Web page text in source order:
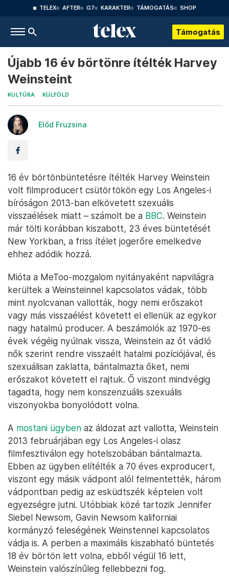
TELEX AFTER G7 KARAKTER TÁMOGATÁS SHOP
Támogatás
Újabb 16 év börtönre ítélték Harvey
Weinsteint
KULTÚRA KÜLFÖLD
Előd Fruzsina
16 év börtönbüntetésre ítélték Harvey Weinstein
volt filmproducert csütörtökön egy Los Angeles-i
bíróságon 2013-ban elkövetett szexuális
visszaélések miatt – számolt be a BBC. Weinstein
már tölti korábban kiszabott, 23 éves büntetését
New Yorkban, a friss ítélet jogerőre emelkedve
ehhez adódik hozzá.
Mióta a MeToo-mozgalom nyitányaként napvilágra
kerültek a Weinsteinnel kapcsolatos vádak, több
mint nyolcvanan vallották, hogy nemi erőszakot
vagy más visszaélést követett el ellenük az egykor
nagy hatalmú producer. A beszámolók az 1970-es
évek végéig nyúlnak vissza, Weinstein az őt vádló
nők szerint rendre visszaélt hatalmi pozíciójával, és
szexuálisan zaklatta, bántalmazta őket, nemi
erőszakot követett el rajtuk. Ő viszont mindvégig
tagadta, hogy nem konszenzuális szexuális
viszonyokba bonyolódott volna.
A mostani ügyben az áldozat azt vallotta, Weinstein
2013 februárjában egy Los Angeles-i olasz
filmfesztiválon egy hotelszobában bántalmazta.
Ebben az ügyben elítélték a 70 éves exproducert,
viszont egy másik vádpont alól felmentették, három
vádpontban pedig az esküdtszék képtelen volt
egyezségre jutni. Utóbbiak közé tartozik Jennifer
Siebel Newsom, Gavin Newsom kaliforniai
kormányzó feleségének Weinstennel kapcsolatos
vádja is. A perben a maximális kiszabható büntetés
18 év börtön lett volna, ebből végül 16 lett,
Weinstein valószínűleg fellebbezni fog.